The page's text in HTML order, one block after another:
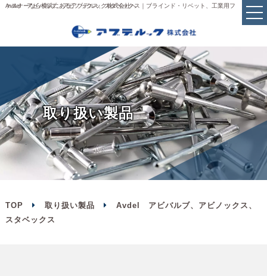
Avdel アビバルブ、アビノックス、スタベックス｜ブラインド・リベット、工業用ファスナーなら横浜にあるアブデルック株式会社へ
取り扱い製品
TOP 取り扱い製品
Avdel アビバルブ、アビノックス、
スタベックス